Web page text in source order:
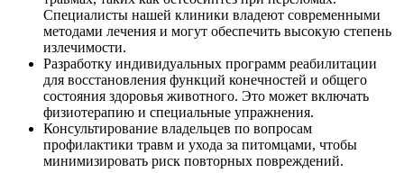
Специалисты нашей клиники владеют современными
методами лечения и могут обеспечить высокую степень
излечимости.
Разработку индивидуальных программ реабилитации
для восстановления функций конечностей и общего
состояния здоровья животного. Это может включать
физиотерапию и специальные упражнения.
Консультирование владельцев по вопросам
профилактики травм и ухода за питомцами, чтобы
минимизировать риск повторных повреждений.